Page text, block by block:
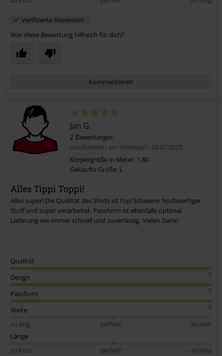
Verifizierte Rezension
War diese Bewertung hilfreich für dich?
Kommentieren
Kommentar jetzt abschicken!
Jan G.
2 Bewertungen
Geschrieben am: Mittwoch, 09.07.2025
Körpergröße in Meter: 1.80
Gekaufte Größe: L
Alles Tippi Toppi!
Alles super! Die Qualität des Shirts ist top! Schwerer hochwertiger
Stoff und super verarbeitet. Passform ist ebenfalls optimal.
Lieferung wie immer schnell und zuverlässig. Vielen Dank!
Qualität
5
Design
5
Passform
5
Weite
zu eng
perfekt
zu weit
Länge
zu kurz
perfekt zu lang